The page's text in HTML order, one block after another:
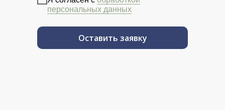
персональных данных
Оставить заявку